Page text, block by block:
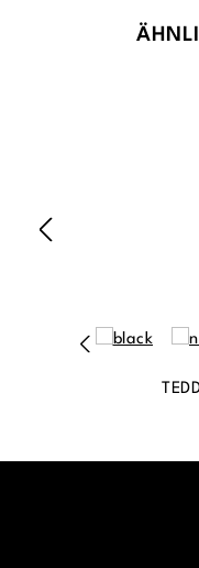
Produktgalerie